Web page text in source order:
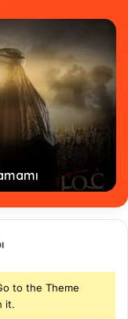
to the Theme
it.